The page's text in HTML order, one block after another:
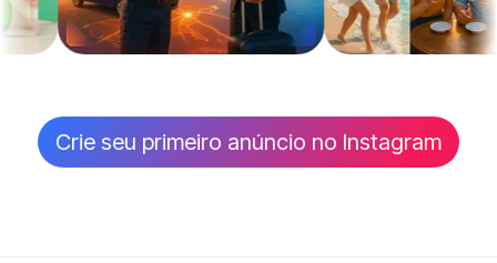
Crie seu primeiro anúncio no Instagram